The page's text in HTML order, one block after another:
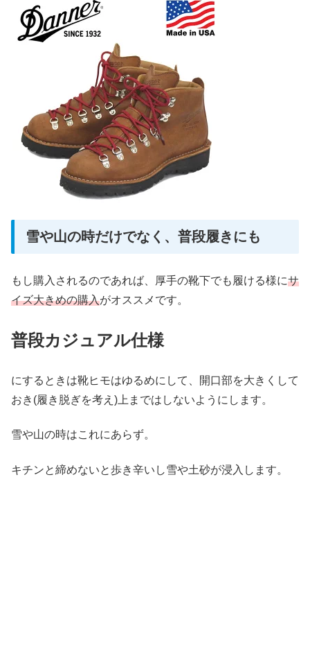
雪や山の時だけでなく、普段履きにも
もし購入されるのであれば、厚手の靴下でも履ける様にサ
イズ大きめの購入がオススメです。
普段カジュアル仕様
にするときは靴ヒモはゆるめにして、開口部を大きくして
おき(履き脱ぎを考え)上まではしないようにします。
雪や山の時はこれにあらず。
キチンと締めないと歩き辛いし雪や土砂が浸入します。